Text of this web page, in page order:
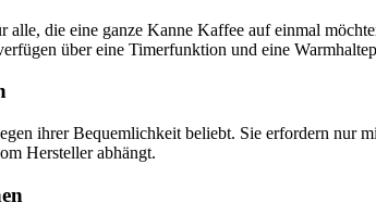
alle, die eine ganze Kanne Kaffee auf einmal
über eine Timerfunktion und eine
ihrer Bequemlichkeit beliebt. Sie erfordern nur
Hersteller abhängt.